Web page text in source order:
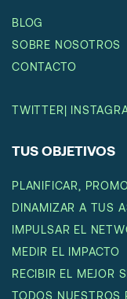
BLOG
SOBRE NOSOTROS
CONTACTO
TWITTER|
TUS OBJETIVOS
PLANIFICAR,
DINAMIZAR A TUS
IMPULSAR EL
MEDIR EL IMPACTO
RECIBIR EL MEJOR
TODOS NUESTROS